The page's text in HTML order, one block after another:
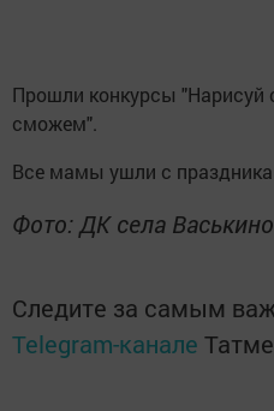
Прошли конкурсы
сможем".
Все мамы ушли с
Фото: ДК села
Следите за самым
Telegram-канале